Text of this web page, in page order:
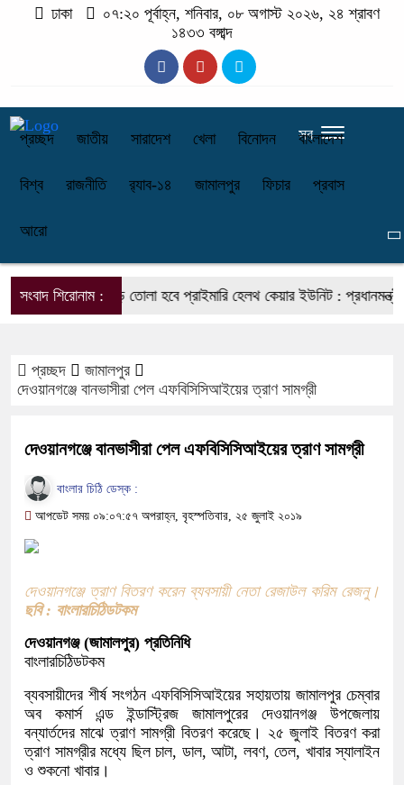
ঢাকা
০৭:২০ পূর্বাহ্ন, শনিবার, ০৮ অগাস্ট ২০২৬, ২৪ শ্রাবণ
১৪৩৩ বঙ্গাব্দ
প্রচ্ছদ জাতীয় সারাদেশ খেলা বিনোদন বাংলাদেশ
বিশ্ব রাজনীতি র‌্যাব-১৪ জামালপুর ফিচার প্রবাস
আরো
সব
সংবাদ শিরোনাম :
প্রতি ইউনিয়নে গড়ে তোলা হবে প্রাইমারি হেলথ কেয়ার ইউনিট : প্রধানমন্ত্রীর
প্রচ্ছদ
জামালপুর
দেওয়ানগঞ্জে বানভাসীরা পেল এফবিসিসিআইয়ের ত্রাণ সামগ্রী
দেওয়ানগঞ্জে বানভাসীরা পেল এফবিসিসিআইয়ের ত্রাণ সামগ্রী
বাংলার চিঠি ডেস্ক :
আপডেট সময় ০৯:০৭:৫৭ অপরাহ্ন, বৃহস্পতিবার, ২৫ জুলাই ২০১৯
দেওয়ানগঞ্জে ত্রাণ বিতরণ করেন ব্যবসায়ী নেতা রেজাউল করিম রেজনু।
ছবি : বাংলারচিঠিডটকম
দেওয়ানগঞ্জ (জামালপুর) প্রতিনিধি
বাংলারচিঠিডটকম
ব্যবসায়ীদের শীর্ষ সংগঠন এফবিসিসিআইয়ের সহায়তায় জামালপুর চেম্বার
অব কমার্স এন্ড ইন্ডাস্ট্রিজ জামালপুরের দেওয়ানগঞ্জ উপজেলায়
বন্যার্তদের মাঝে ত্রাণ সামগ্রী বিতরণ করেছে। ২৫ জুলাই বিতরণ করা
ত্রাণ সামগ্রীর মধ্যে ছিল চাল, ডাল, আটা, লবণ, তেল, খাবার স্যালাইন
ও শুকনো খাবার।